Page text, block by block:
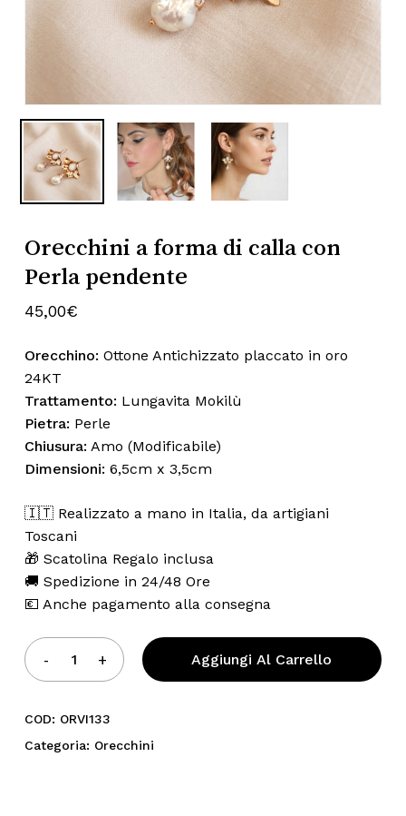
Visualizza Carrello Pagamento
Orecchini a forma di calla con
Perla pendente
45,00€
Orecchino: Ottone Antichizzato placcato in oro
24KT
Trattamento: Lungavita Mokilù
Pietra: Perle
Chiusura: Amo (Modificabile)
Dimensioni: 6,5cm x 3,5cm
🇮🇹 Realizzato a mano in Italia, da artigiani
Toscani
🎁 Scatolina Regalo inclusa
🚚 Spedizione in 24/48 Ore
💶 Anche pagamento alla consegna
Aggiungi Al Carrello
COD: ORVI133
Categoria: Orecchini
Email *
in questo browser per la prossima
volta che commento.